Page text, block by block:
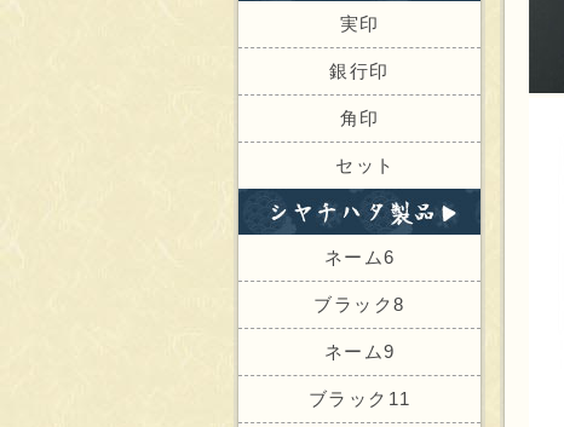
実印
銀行印
角印
セット
ネーム6
ブラック8
ネーム9
ブラック11